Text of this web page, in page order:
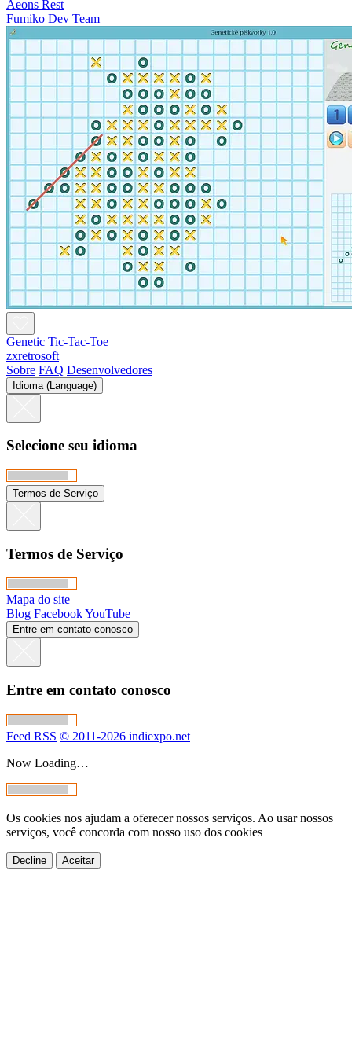
Aeons Rest
Fumiko Dev Team
Genetic Tic-Tac-Toe
zxretrosoft
Sobre FAQ Desenvolvedores
Idioma (Language)
Selecione seu idioma
Termos de Serviço
Termos de Serviço
Mapa do site
Blog FacebookYouTube
Entre em contato conosco
Entre em contato conosco
Feed RSS © 2011-2026 indiexpo.net
Now Loading…
Os cookies nos ajudam a oferecer nossos serviços. Ao usar nossos
serviços, você concorda com nosso uso dos cookies
Decline Aceitar